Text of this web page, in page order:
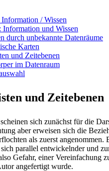
Information / Wissen
Information und Wissen
durch unbekannte Datenräume
Karten
und Zeitebenen
im Datenraum
und Zeitebenen
sich zunächst für die
aber erweisen sich die
als zuerst
parallel entwickelnder und
Gefahr, einer Vereinfachung
angefertigt wurde.